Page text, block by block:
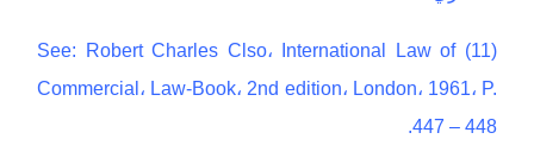
(11) See: Robert Charles Clso، International Law of
Commercial، Law-Book، 2nd edition، London، 1961، P.
447 – 448.